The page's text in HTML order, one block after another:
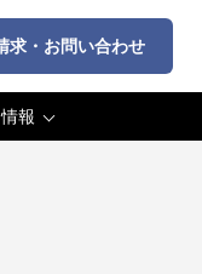
求・お問い合わせ
報